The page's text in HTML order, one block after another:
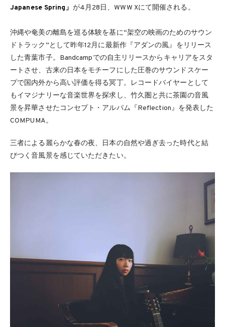
Japanese Spring」 が4月28日、WWW Xにて開催される。
沖縄や奄美の離島を巡る体験を基に“架空の映画のためのサウン
ドトラック”として昨年12月に最新作『アダンの風』をリリース
した青葉市子。Bandcampでの自主リリースからキャリアをスタ
ートさせ、古来の日本をモチーフにした圧巻のサウンドスケー
プで国内外から高い評価を得る冥丁。レコードバイヤーとして
もイマジナリーな音楽世界を探求し、竹久圏と共に茶園の音風
景を昇華させたコンセプト・アルバム『Reflection』を発表した
COMPUMA。
三者による麗らかな春の夜、日本の自然や過ぎ去った時代と結
びつく音風景を感じていただきたい。